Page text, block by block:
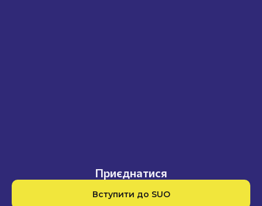
Приєднатися
Вступити до SUO